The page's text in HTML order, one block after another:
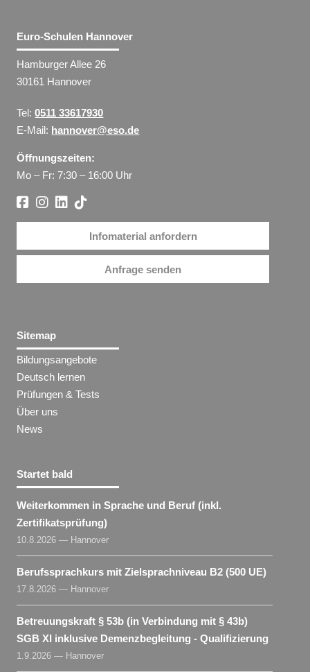
Euro-Schulen Hannover
Hamburger Allee 26
30161 Hannover
Tel:0511 33617930
E-Mail: hannover@eso.de
Öffnungszeiten:
Mo – Fr: 7:30 – 16:00 Uhr
Infomaterial anfordern
Anfrage senden
Sitemap
Bildungsangebote
Deutsch lernen
Prüfungen & Tests
Über uns
News
Startet bald
Weiterkommen in Sprache und Beruf (inkl.
Zertifikatsprüfung)
10.8.2026 — Hannover
Berufssprachkurs mit Zielsprachniveau B2 (500 UE)
17.8.2026 — Hannover
Betreuungskraft § 53b (in Verbindung mit § 43b)
SGB XI inklusive Demenzbegleitung - Qualifizierung
1.9.2026 — Hannover